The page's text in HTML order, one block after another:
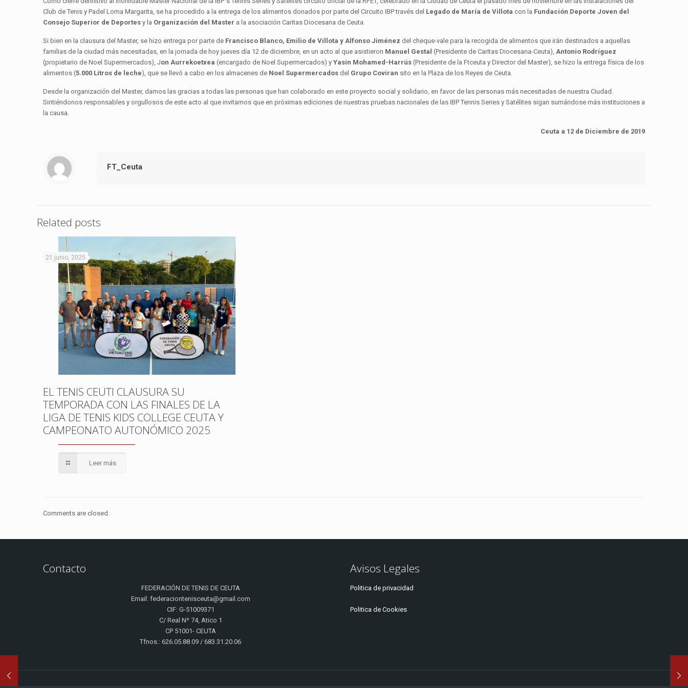
Club de Tenis y Padel Loma Margarita, se ha procedido a la entrega de los alimentos donados por parte del Circuito IBP través del Legado de María de Villota con la Fundación Deporte Joven del
Consejo Superior de Deportes y la Organización del Master a la asociación Caritas Diocesana de Ceuta.
Si bien en la clausura del Master, se hizo entrega por parte de Francisco Blanco, Emilio de Villota y Alfonso Jiménez del cheque-vale para la recogida de alimentos que irán destinados a aquellas
familias de la ciudad más necesitadas, en la jornada de hoy jueves día 12 de diciembre, en un acto al que asistieron Manuel Gestal (Presidente de Caritas Diocesana-Ceuta), Antonio Rodríguez
(propietario de Noel Supermercados), Jon Aurrekoetxea (encargado de Noel Supermercados) y Yasin Mohamed-Harrús (Presidente de la Ftceuta y Director del Master), se hizo la entrega física de los
alimentos (5.000 Litros de leche), que se llevó a cabo en los almacenes de Noel Supermercados del Grupo Coviran sito en la Plaza de los Reyes de Ceuta.
Desde la organización del Master, damos las gracias a todas las personas que han colaborado en este proyecto social y solidario, en favor de las personas más necesitadas de nuestra Ciudad.
Sintiéndonos responsables y orgullosos de este acto al que invitamos que en próximas ediciones de nuestras pruebas nacionales de las IBP Tennis Series y Satélites sigan sumándose más instituciones a
la causa.
Ceuta a 12 de Diciembre de 2019
FT_Ceuta
Related posts
21 junio, 2025
EL TENIS CEUTI CLAUSURA SU
TEMPORADA CON LAS FINALES DE LA
LIGA DE TENIS KIDS COLLEGE CEUTA Y
CAMPEONATO AUTONÓMICO 2025
Leer más
Comments are closed.
Contacto
FEDERACIÓN DE TENIS DE CEUTA
Email: federaciontenisceuta@gmail.com
CIF: G-51009371
C/ Real Nº 74, Atico 1
CP 51001- CEUTA
Tfnos.: 626.05.88.09 / 683.31.20.06
Avisos Legales
Politica de privacidad
Politica de Cookies